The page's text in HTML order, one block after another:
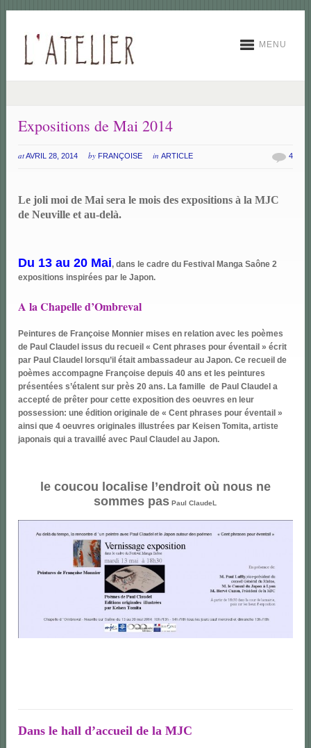
MENU
Expositions de Mai 2014
atAVRIL 28, 2014 by FRANÇOISE inARTICLE 4
Le joli moi de Mai sera le mois des expositions à la MJC
de Neuville et au-delà.
Du 13 au 20 Mai, dans le cadre du Festival Manga Saône 2
expositions inspirées par le Japon.
A la Chapelle d’Ombreval
Peintures de Françoise Monnier mises en relation avec les poèmes
de Paul Claudel issus du recueil « Cent phrases pour éventail » écrit
par Paul Claudel lorsqu’il était ambassadeur au Japon. Ce recueil de
poèmes accompagne Françoise depuis 40 ans et les peintures
présentées s’étalent sur près 20 ans. La famille de Paul Claudel a
accepté de prêter pour cette exposition des oeuvres en leur
possession: une édition originale de « Cent phrases pour éventail »
ainsi que 4 oeuvres originales illustrées par Keisen Tomita, artiste
japonais qui a travaillé avec Paul Claudel au Japon.
le coucou localise l’endroit où nous ne
sommes pas Paul ClaudeL
Dans le hall d’accueil de la MJC